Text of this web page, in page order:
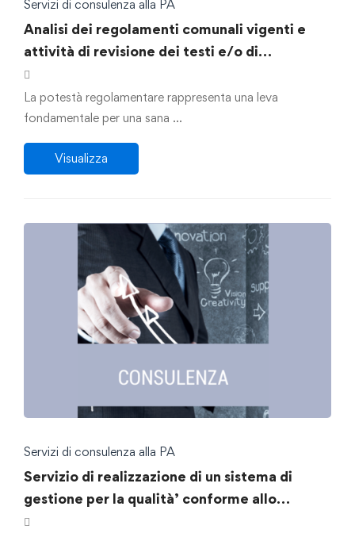
Servizi di consulenza alla PA
Analisi dei regolamenti comunali vigenti e
attività di revisione dei testi e/o di
predisposizione di nuovi regolamenti
La potestà regolamentare rappresenta una leva
fondamentale per una sana …
Visualizza
Servizi di consulenza alla PA
Servizio di realizzazione di un sistema di
gestione per la qualità’ conforme allo
standard ISO 9001:2015 per qualsiasi tipo di